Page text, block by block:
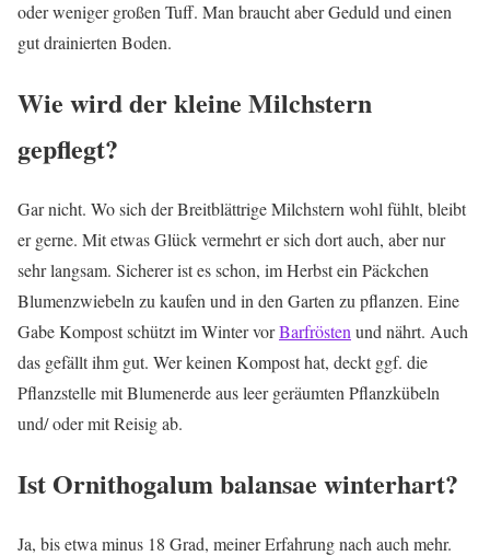
oder weniger großen Tuff. Man braucht aber Geduld und einen
gut drainierten Boden.
Wie wird der kleine Milchstern
gepflegt?
Gar nicht. Wo sich der Breitblättrige Milchstern wohl fühlt, bleibt
er gerne. Mit etwas Glück vermehrt er sich dort auch, aber nur
sehr langsam. Sicherer ist es schon, im Herbst ein Päckchen
Blumenzwiebeln zu kaufen und in den Garten zu pflanzen. Eine
Gabe Kompost schützt im Winter vorBarfrösten und nährt. Auch
das gefällt ihm gut. Wer keinen Kompost hat, deckt ggf. die
Pflanzstelle mit Blumenerde aus leer geräumten Pflanzkübeln
und/ oder mit Reisig ab.
Ist Ornithogalum balansae winterhart?
Ja, bis etwa minus 18 Grad, meiner Erfahrung nach auch mehr.